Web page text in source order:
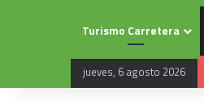
Turismo Carretera
jueves, 6 agosto 2026